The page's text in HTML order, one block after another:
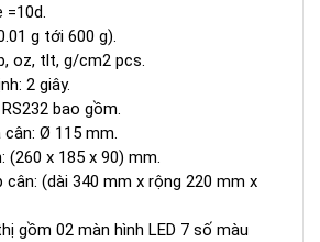
=10d.
g tới 600 g).
oz, tlt, g/cm2 pcs.
2 giây.
bao gồm.
Ø 115 mm.
(260 x 185 x 90) mm.
(dài 340 mm x rộng 220 mm x
gồm 02 màn hình LED 7 số màu